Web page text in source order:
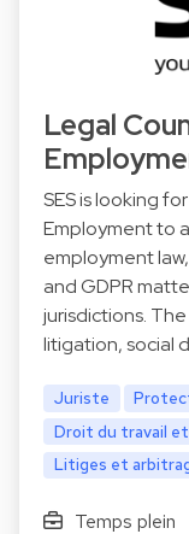
Legal
SES is looking
Employment to
employment
and GDPR
jurisdictions.
litigation, social
Juriste
Droit du travail
Litiges et
Temps plein